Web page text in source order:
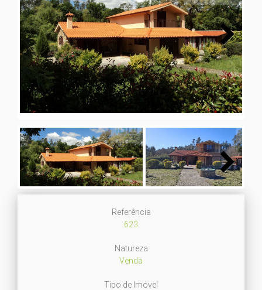
Next
Next
Referência
623
Natureza
Venda
Tipo de Imóvel